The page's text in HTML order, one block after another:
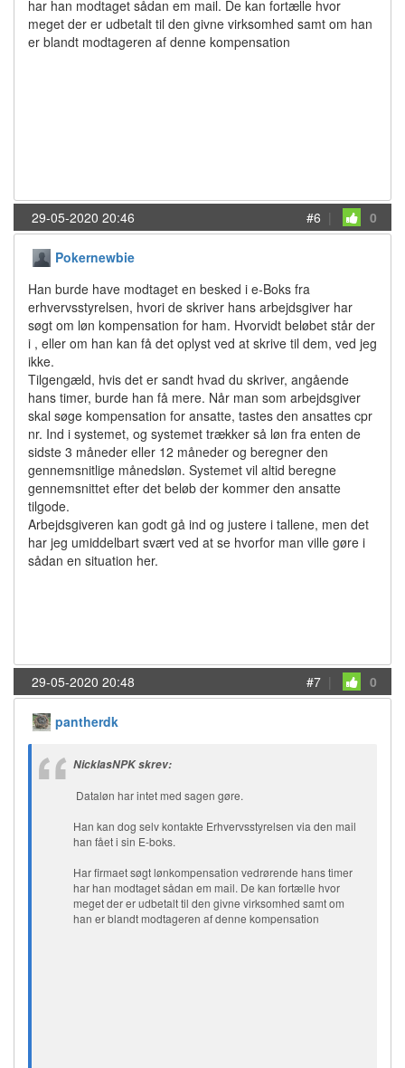
har han modtaget sådan em mail. De kan fortælle hvor
meget der er udbetalt til den givne virksomhed samt om han
er blandt modtageren af denne kompensation
29-05-2020 20:46 #6 | 0
Pokernewbie
Han burde have modtaget en besked i e-Boks fra
erhvervsstyrelsen, hvori de skriver hans arbejdsgiver har
søgt om løn kompensation for ham. Hvorvidt beløbet står der
i , eller om han kan få det oplyst ved at skrive til dem, ved jeg
ikke.
Tilgengæld, hvis det er sandt hvad du skriver, angående
hans timer, burde han få mere. Når man som arbejdsgiver
skal søge kompensation for ansatte, tastes den ansattes cpr
nr. Ind i systemet, og systemet trækker så løn fra enten de
sidste 3 måneder eller 12 måneder og beregner den
gennemsnitlige månedsløn. Systemet vil altid beregne
gennemsnittet efter det beløb der kommer den ansatte
tilgode.
Arbejdsgiveren kan godt gå ind og justere i tallene, men det
har jeg umiddelbart svært ved at se hvorfor man ville gøre i
sådan en situation her.
29-05-2020 20:48 #7 | 0
pantherdk
NicklasNPK skrev:
Dataløn har intet med sagen gøre.
Han kan dog selv kontakte Erhvervsstyrelsen via den mail
han fået i sin E-boks.
Har firmaet søgt lønkompensation vedrørende hans timer
har han modtaget sådan em mail. De kan fortælle hvor
meget der er udbetalt til den givne virksomhed samt om
han er blandt modtageren af denne kompensation